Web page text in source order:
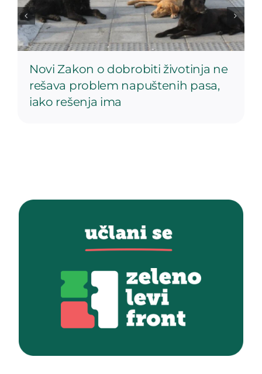
Novi Zakon o dobrobiti životinja ne
rešava problem napuštenih pasa,
iako rešenja ima